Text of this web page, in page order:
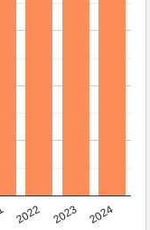
2022 2023 2024